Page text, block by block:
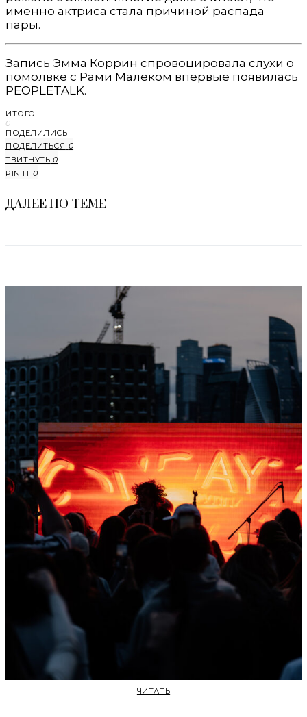
именно актриса стала причиной распада
пары.
Запись Эмма Коррин спровоцировала слухи о
помолвке с Рами Малеком впервые появилась
PEOPLETALK.
ИТОГО
0
ПОДЕЛИЛИСЬ
ПОДЕЛИТЬСЯ 0
ТВИТНУТЬ 0
PIN IT 0
ДАЛЕЕ ПО ТЕМЕ
ЧИТАТЬ